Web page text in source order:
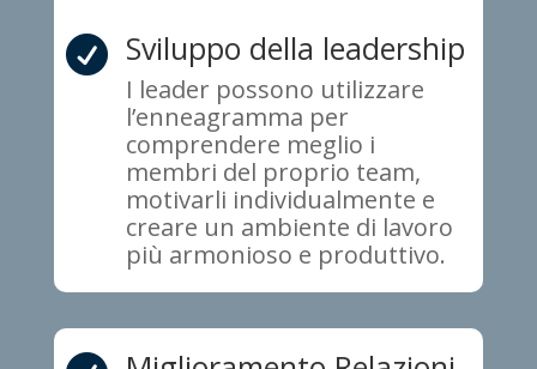
 Sviluppo della leadership
I leader possono utilizzare
l’enneagramma per
comprendere meglio i
membri del proprio team,
motivarli individualmente e
creare un ambiente di lavoro
più armonioso e produttivo.